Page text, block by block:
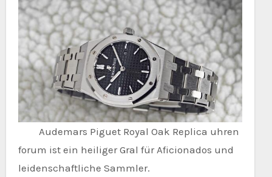
Audemars Piguet Royal Oak Replica uhren
forum ist ein heiliger Gral für Aficionados und
leidenschaftliche Sammler.